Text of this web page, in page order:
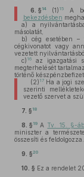
6. § 14 (1) 15A
bekezdésben
a) a
másolatát,
b) cég esetében –
cégkivonatot vagy
vezetett
c) 16
az igazgatási
megterhelését
történő
(2) 17Ha a jogi
szerinti
vezető szervet a
7. § 18
8. § 19 A Tv. 15. §-
miniszter a
összesíti és feldolgozza.
9. §20
10. § Ez a rendelet